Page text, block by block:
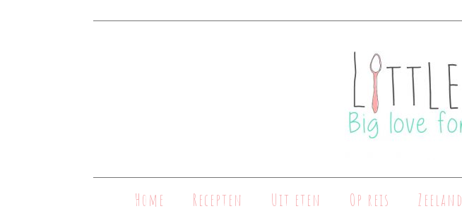
Home Recepten Uit eten Op reis Zeeland